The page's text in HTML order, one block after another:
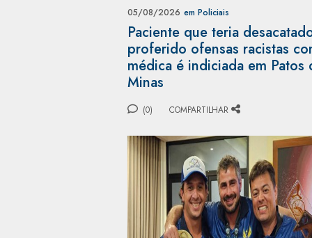
05/08/2026 em Policiais
Paciente que teria
proferido ofensas racistas
médica é indiciada em Patos
Minas
(0) COMPARTILHAR